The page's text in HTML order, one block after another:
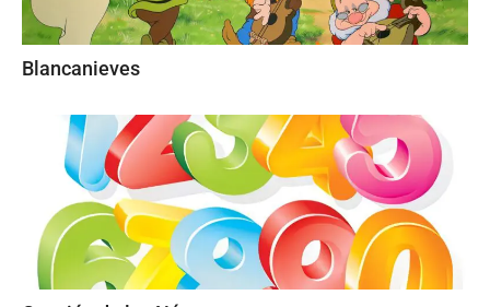
Blancanieves